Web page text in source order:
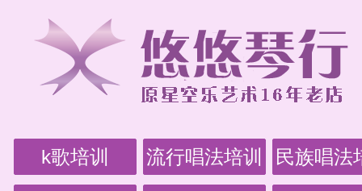
k歌培训 流行唱法培训 民族唱法